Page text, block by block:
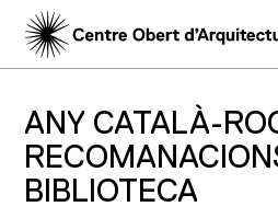
ANY CATALÀ-
BIBLIOTECA